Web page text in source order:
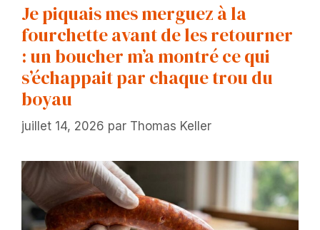
Je piquais mes merguez à la
fourchette avant de les retourner
: un boucher m’a montré ce qui
s’échappait par chaque trou du
boyau
juillet 14, 2026 par Thomas Keller